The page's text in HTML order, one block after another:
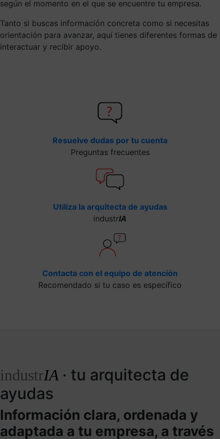
según el momento en el que se encuentre tu empresa.
Tanto si buscas información concreta como si necesitas
orientación para avanzar, aquí tienes diferentes formas de
interactuar y recibir apoyo.
Resuelve dudas por tu cuenta
Preguntas frecuentes
Utiliza la arquitecta de ayudas
industrIA
Contacta con el equipo de atención
Recomendado si tu caso es específico
industrIA · tu arquitecta de
ayudas
Información clara, ordenada y
adaptada a tu empresa, a través